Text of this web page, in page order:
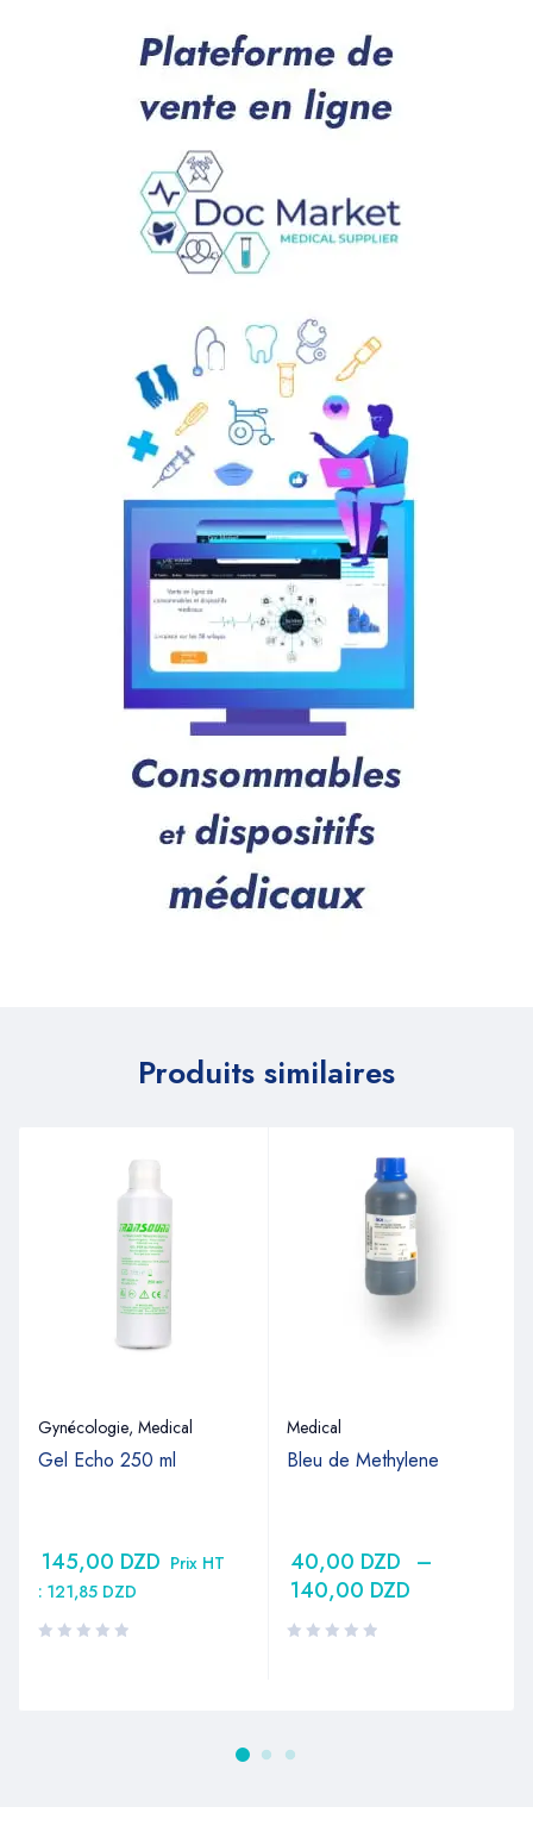
Produits similaires
Gynécologie, Medical
Gel Echo 250 ml
145,00 DZD Prix HT
: 121,85 DZD
Medical
Bleu de Methylene
40,00 DZD –
140,00 DZD